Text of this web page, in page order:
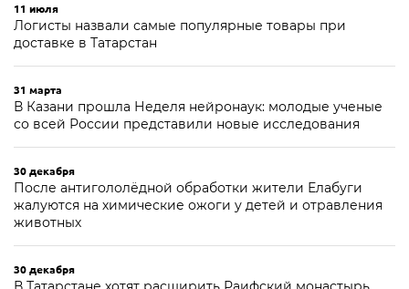
11 июля
Логисты назвали самые популярные товары при
доставке в Татарстан
31 марта
В Казани прошла Неделя нейронаук: молодые ученые
со всей России представили новые исследования
30 декабря
После антигололёдной обработки жители Елабуги
жалуются на химические ожоги у детей и отравления
животных
30 декабря